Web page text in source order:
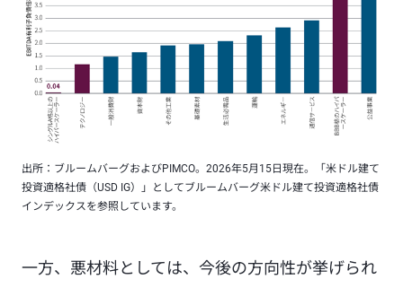
出所：ブルームバーグおよびPIMCO。2026年5月15日現在。「米ドル建て
投資適格社債（USD IG）」としてブルームバーグ米ドル建て投資適格社債
インデックスを参照しています。
一方、悪材料としては、今後の方向性が挙げられ